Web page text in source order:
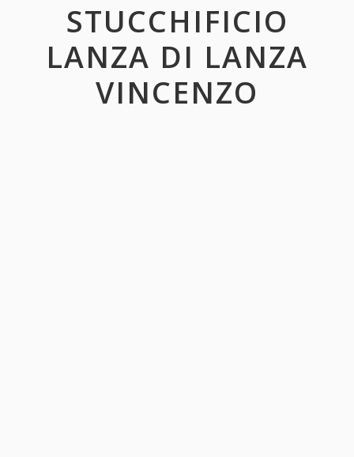
STUCCHIFICIO
LANZA DI LANZA
VINCENZO